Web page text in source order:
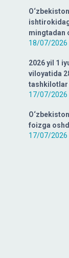
mingtadan
18/07/2026
2026 yil 1
viloyatida
tashkilotlar
17/07/2026
foizga
17/07/2026